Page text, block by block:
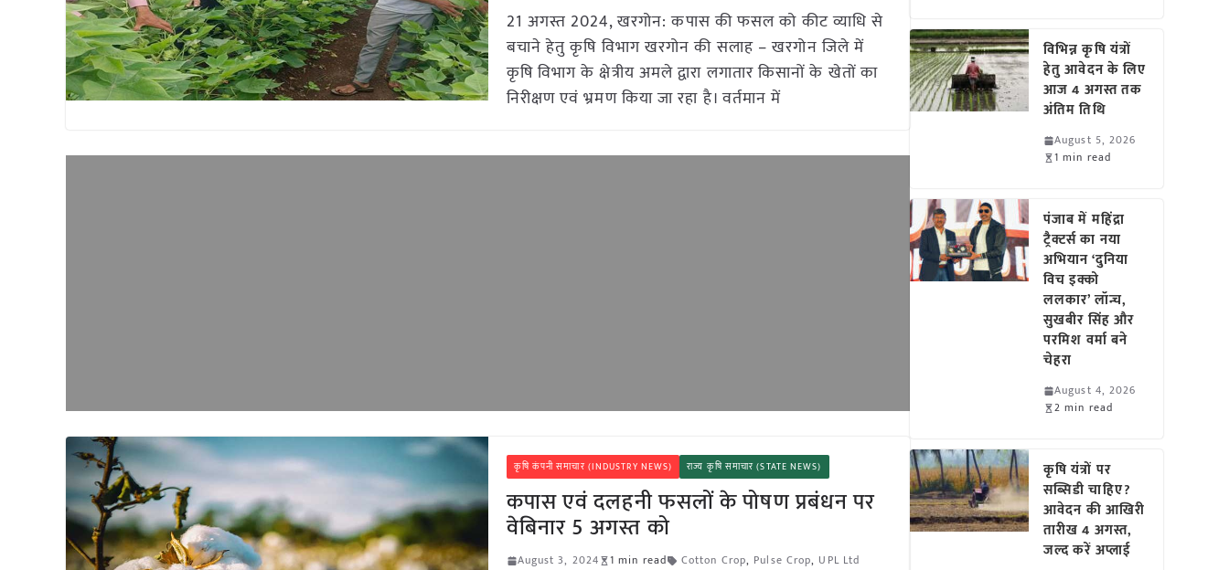
21 अगस्त 2024, खरगोन: कपास की फसल को कीट व्याधि से
बचाने हेतु कृषि विभाग खरगोन की सलाह – खरगोन जिले में
कृषि विभाग के क्षेत्रीय अमले द्वारा लगातार किसानों के खेतों का
निरीक्षण एवं भ्रमण किया जा रहा है। वर्तमान में
कृषि कंपनी समाचार (INDUSTRY NEWS) राज्य कृषि समाचार (STATE NEWS)
कपास एवं दलहनी फसलों के पोषण प्रबंधन पर
वेबिनार 5 अगस्त को
August 3, 2024 1 min read Cotton Crop, Pulse Crop, UPL Ltd
विभिन्न कृषि यंत्रों
हेतु आवेदन के लिए
आज 4 अगस्त तक
अंतिम तिथि
August 5, 2026
1 min read
पंजाब में महिंद्रा
ट्रैक्टर्स का नया
अभियान ‘दुनिया
विच इक्को
ललकार’ लॉन्च,
सुखबीर सिंह और
परमिश वर्मा बने
चेहरा
August 4, 2026
2 min read
कृषि यंत्रों पर
सब्सिडी चाहिए?
आवेदन की आखिरी
तारीख 4 अगस्त,
जल्द करें अप्लाई